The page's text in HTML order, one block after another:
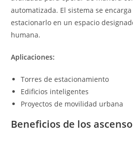
automatizada. El sistema se
estacionarlo en un espacio
humana.
Aplicaciones:
Torres de estacionamiento
Edificios inteligentes
Proyectos de movilidad urbana
Beneficios de los